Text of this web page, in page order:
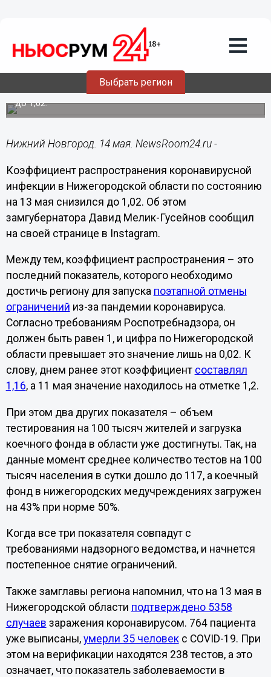
Выбрать регион
14.05.202008:30
Нижегородская область приближается
к отмене COVID-ограничений
Коэффициент распространения коронавируса снизился
до 1,02.
Нижний Новгород. 14 мая. NewsRoom24.ru -
Коэффициент распространения коронавирусной
инфекции в Нижегородской области по состоянию
на 13 мая снизился до 1,02. Об этом
замгубернатора Давид Мелик-Гусейнов сообщил
на своей странице в Instagram.
Между тем, коэффициент распространения – это
последний показатель, которого необходимо
достичь региону для запуска поэтапной отмены
ограничений из-за пандемии коронавируса.
Согласно требованиям Роспотребнадзора, он
должен быть равен 1, и цифра по Нижегородской
области превышает это значение лишь на 0,02. К
слову, днем ранее этот коэффициент составлял
1,16, а 11 мая значение находилось на отметке 1,2.
При этом два других показателя – объем
тестирования на 100 тысяч жителей и загрузка
коечного фонда в области уже достигнуты. Так, на
данные момент среднее количество тестов на 100
тысяч населения в сутки дошло до 117, а коечный
фонд в нижегородских медучреждениях загружен
на 43% при норме 50%.
Когда все три показателя совпадут с
требованиями надзорного ведомства, и начнется
постепенное снятие ограничений.
Также замглавы региона напомнил, что на 13 мая в
Нижегородской области подтверждено 5358
случаев заражения коронавирусом. 764 пациента
уже выписаны, умерли 35 человекс COVID-19. При
этом на верификации находятся 238 тестов, а это
означает, что показатель заболеваемости в